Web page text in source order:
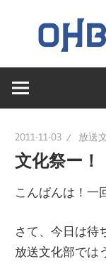
ン
へ
岡
大
送
文
化
の
ウ
2011-11-03 放送
文化祭ー！
こんばんは！一
さて、今日は待
放送文化部では